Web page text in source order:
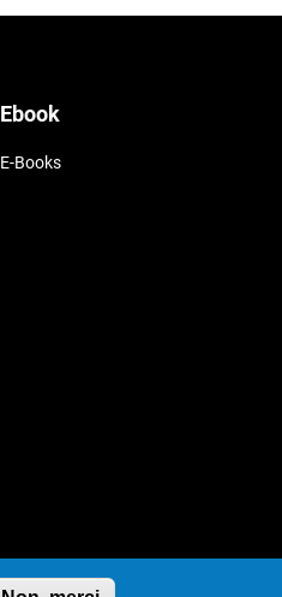
Ebook
E-Books